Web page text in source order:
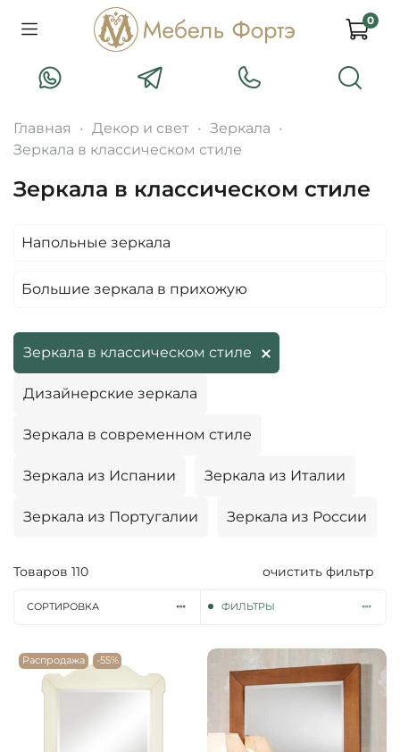
0
Главная Декор и свет
Зеркала
Зеркала в классическом стиле
Зеркала в классическом стиле
Напольные зеркала
Большие зеркала в прихожую
Зеркала в классическом стиле
Дизайнерские зеркала
Зеркала в современном стиле
Зеркала из Испании Зеркала из Италии
Зеркала из Португалии Зеркала из России
Товаров 110 очистить фильтр
СОРТИРОВКА ФИЛЬТРЫ
Распродажа -55%